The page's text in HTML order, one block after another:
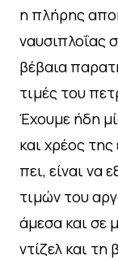
η πλήρης
ναυσιπλοΐας
βέβαια
τιμές του
Έχουμε ήδη
και χρέος
πει, είναι να
τιμών του
άμεσα και σε
ντίζελ και